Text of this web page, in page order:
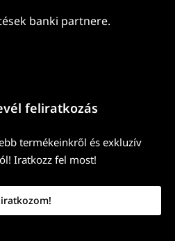
banki partnere.
feliratkozás
termékeinkről és exkluzív
Iratkozz fel most!